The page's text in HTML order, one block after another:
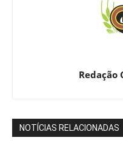
Redação
NOTÍCIAS RELACIONADAS